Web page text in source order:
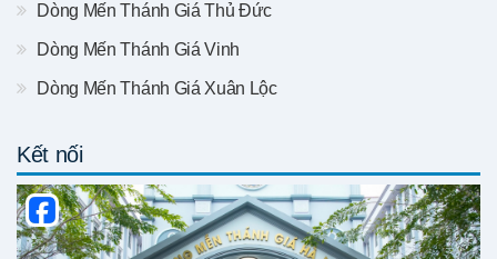
Dòng Mến Thánh Giá Thủ Đức
Dòng Mến Thánh Giá Vinh
Dòng Mến Thánh Giá Xuân Lộc
Kết nối